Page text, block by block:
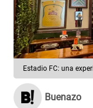
Estadio FC: una
Buenazo